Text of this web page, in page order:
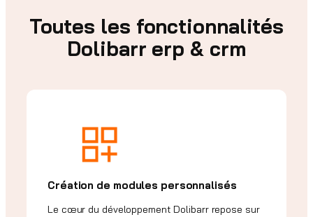
Toutes les fonctionnalités
Dolibarr erp & crm
Création de modules personnalisés
Le cœur du développement Dolibarr repose sur